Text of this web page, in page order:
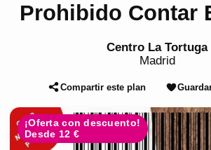
Prohibido Contar
Centro La Tortuga
Madrid
Compartir este plan
¡Oferta con descuento!
Desde 12 €